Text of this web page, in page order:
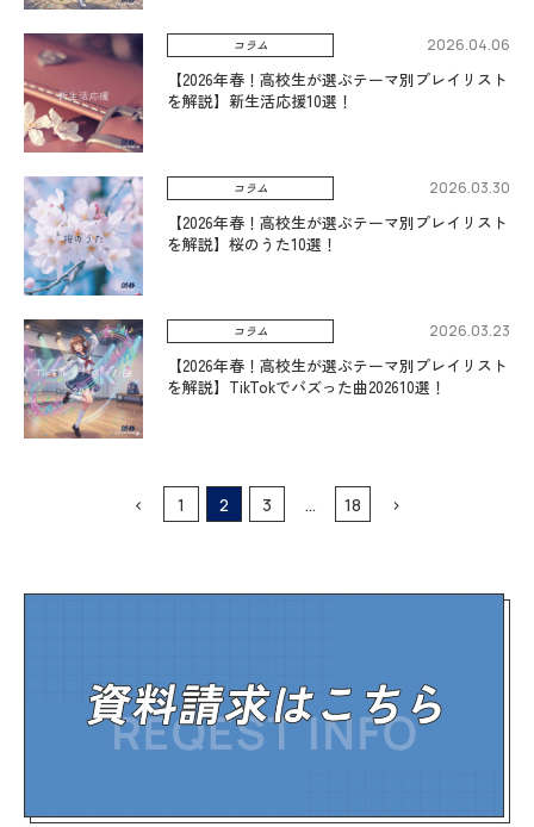
コラム 2026.04.06
【2026年春！高校生が選ぶテーマ別プレイリスト
を解説】新生活応援10選！
コラム 2026.03.30
【2026年春！高校生が選ぶテーマ別プレイリスト
を解説】桜のうた10選！
コラム 2026.03.23
【2026年春！高校生が選ぶテーマ別プレイリスト
を解説】TikTokでバズった曲202610選！
< 1 2 3 … 18 >